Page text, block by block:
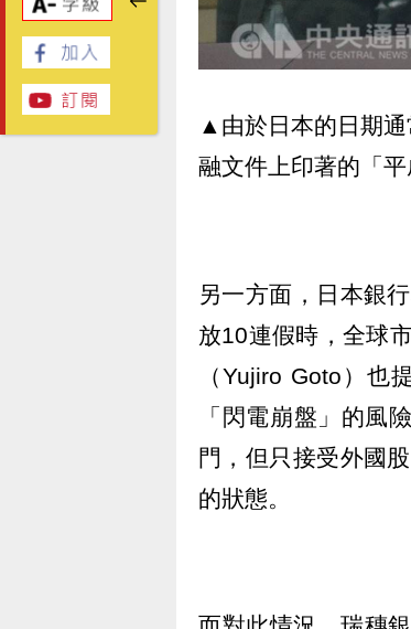
▲由於日本的日期
融文件上印著的「
另一方面，日本銀
放10連假時，全球
（Yujiro Goto）
「閃電崩盤」的風
門，但只接受外國
的狀態。